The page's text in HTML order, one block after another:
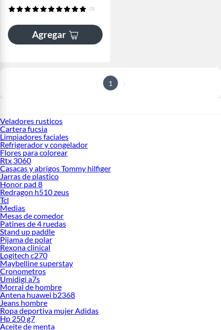
(3)
Agregar
1
Veladores rusticos
Cartera fucsia
Limpiadores faciales
Refrigerador y congelador
Flores para colorear
Rtx 3060
Casacas y abrigos Tommy hilfiger
Jarras de plastico
Honor pad 8
Redragon h510 zeus
Tcl
Medias
Mesas de comedor
Patines de 4 ruedas
Stand up paddle
Pijama de polar
Rexona clinical
Logitech c270
Maybelline superstay
Cronometros
Umidigi a7s
Morral de hombre
Antena huawei b2368
Jeans hombre
Ropa deportiva mujer Adidas
Hp 250 g7
Aceite de menta